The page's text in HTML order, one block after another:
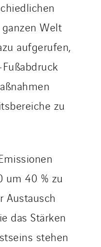
Welt
aufgerufen,
zu
um 40 % zu
Austausch
das Stärken
stehen